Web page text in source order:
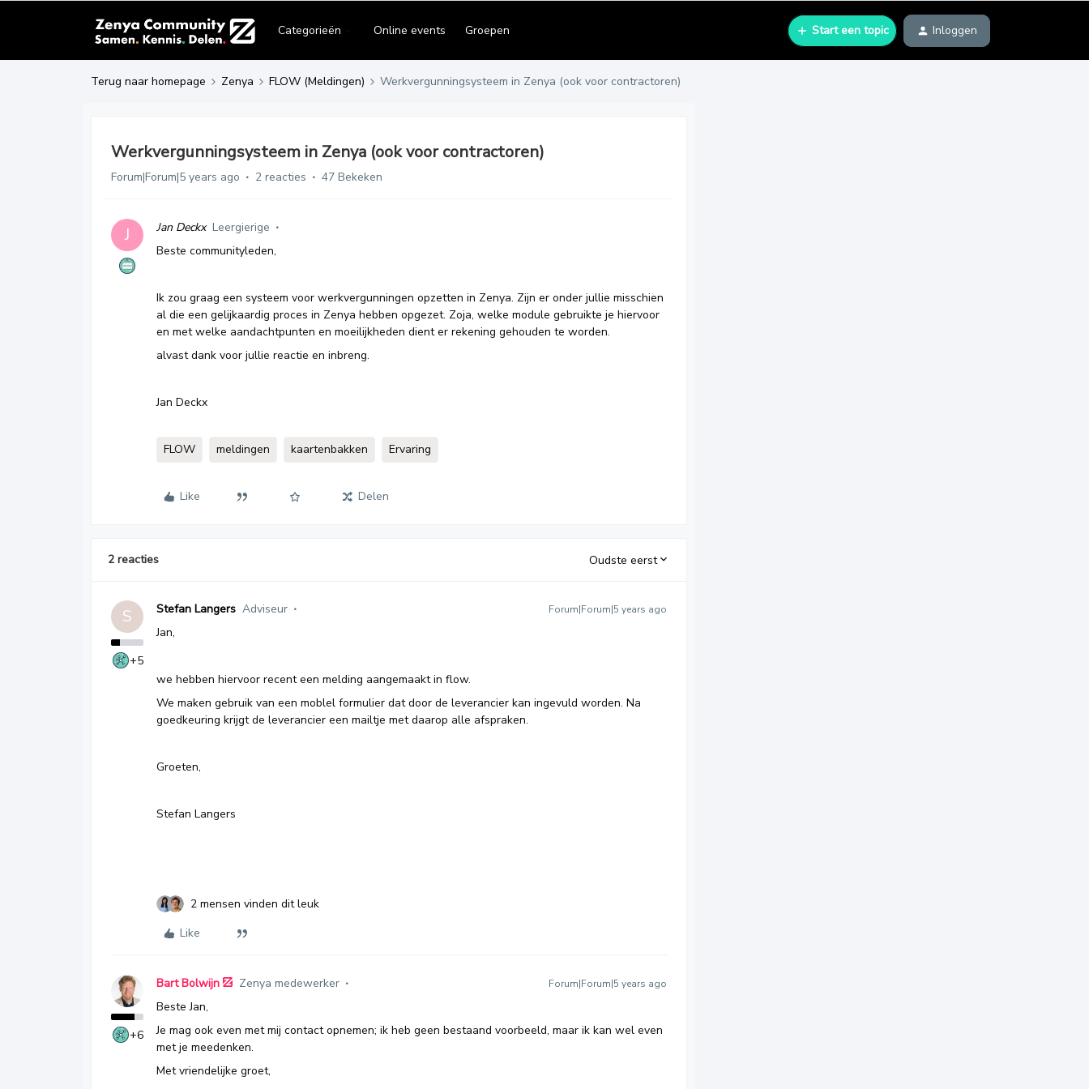
Categorieën Online events Groepen Start een topic Inloggen
Terug naar homepage Zenya FLOW (Meldingen) Werkvergunningsysteem in Zenya (ook voor contractoren)
Werkvergunningsysteem in Zenya (ook voor contractoren)
Forum|Forum|5 years ago 2 reacties 47 Bekeken
J Jan Deckx Leergierige
Beste communityleden,
Ik zou graag een systeem voor werkvergunningen opzetten in Zenya. Zijn er onder jullie misschien
al die een gelijkaardig proces in Zenya hebben opgezet. Zoja, welke module gebruikte je hiervoor
en met welke aandachtpunten en moeilijkheden dient er rekening gehouden te worden.
alvast dank voor jullie reactie en inbreng.
Jan Deckx
FLOW meldingen kaartenbakken Ervaring
Like Delen
2 reacties Oudste eerst
S
+5
Stefan Langers Adviseur Forum|Forum|5 years ago
Jan,
we hebben hiervoor recent een melding aangemaakt in flow.
We maken gebruik van een moblel formulier dat door de leverancier kan ingevuld worden. Na
goedkeuring krijgt de leverancier een mailtje met daarop alle afspraken.
Groeten,
Stefan Langers
2 mensen vinden dit leuk
Like
+6
Bart Bolwijn Zenya medewerker Forum|Forum|5 years ago
Beste Jan,
Je mag ook even met mij contact opnemen; ik heb geen bestaand voorbeeld, maar ik kan wel even
met je meedenken.
Met vriendelijke groet,